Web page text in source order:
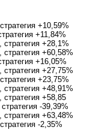
+10,59%
+11,84%
+28,1%
+60,58%
+16,05%
+27,75%
+23,75%
+48,91%
+58,85
-39,39%
+63,48%
-2,35%